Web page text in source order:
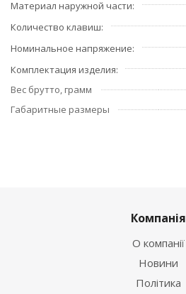
Материал наружной части
Количество клавиш
Номинальное напряжение
Комплектация изделия
Вес брутто, грамм
Габаритные размеры
Компанія
О компанії
Новини
Політика